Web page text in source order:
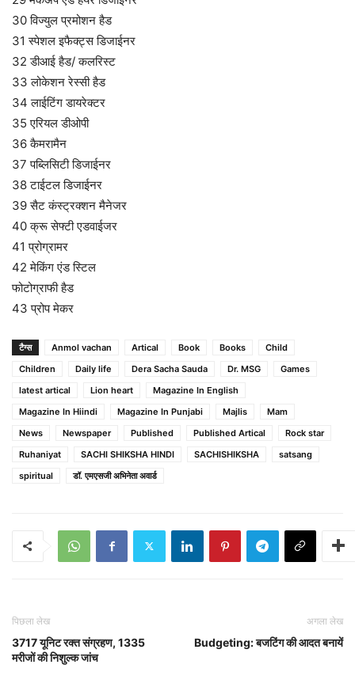
30 विज्युल प्रमोशन हैड
31 स्पेशल इफैक्ट्स डिजाईनर
32 डीआई हैड/ कलरिस्ट
33 लोकेशन रेस्सी हैड
34 लाईटिंग डायरेक्टर
35 एरियल डीओपी
36 कैमरामैन
37 पब्लिसिटी डिजाईनर
38 टाईटल डिजाईनर
39 सैट कंस्ट्रक्शन मैनेजर
40 क्रू सेफ्टी एडवाईजर
41 प्रोग्रामर
42 मेकिंग एंड स्टिल
फोटोग्राफी हैड
43 प्रोप मेकर
टैग्स Anmol vachan Artical Book Books
Child
Children
Daily life Dera Sacha Sauda Dr. MSG
Games
latest artical
Lion heart
Magazine In English
Magazine In Hiindi
Magazine In Punjabi Majlis
Mam
News
Newspaper Published Published Artical
Rock star
Ruhaniyat
SACHI SHIKSHA HINDI SACHISHIKSHA
satsang
spiritual
डॉ. एमएसजी अभिनेता अवार्ड
पिछला लेख
3717 यूनिट रक्त संग्रहण, 1335
मरीजों की निशुल्क जांच
अगला लेख
Budgeting: बजटिंग की आदत बनायें